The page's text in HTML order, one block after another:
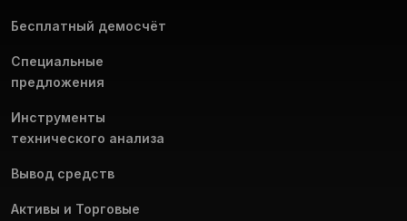
Бесплатный демосчёт
Специальные
предложения
Инструменты
технического анализа
Вывод средств
Активы и Торговые